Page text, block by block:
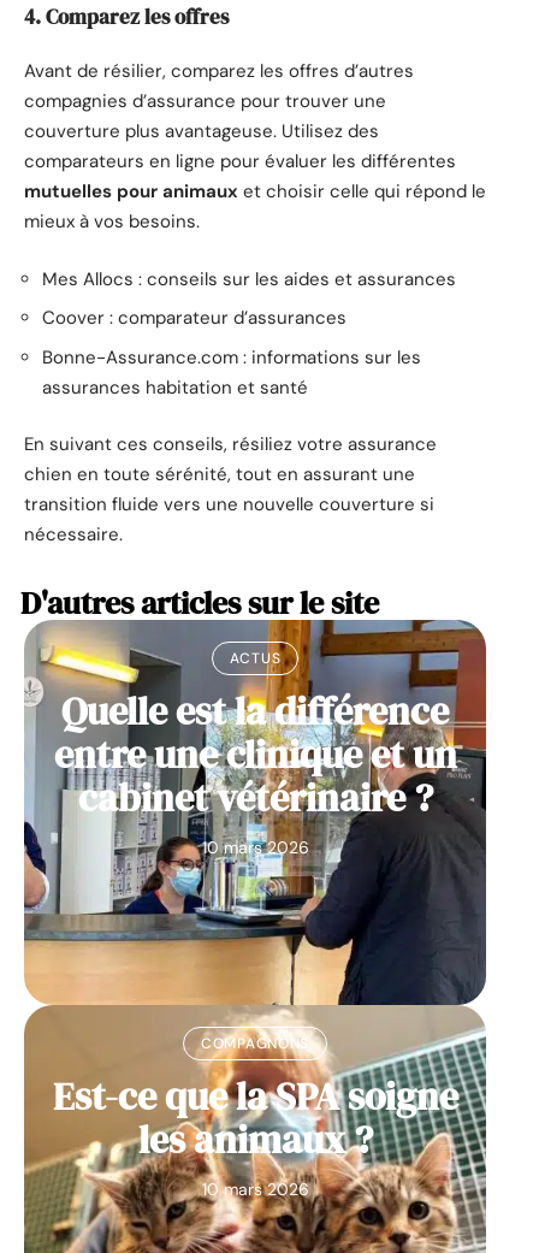
4. Comparez les offres
Avant de résilier, comparez les offres d’autres
compagnies d’assurance pour trouver une
couverture plus avantageuse. Utilisez des
comparateurs en ligne pour évaluer les différentes
mutuelles pour animaux et choisir celle qui répond le
mieux à vos besoins.
Mes Allocs : conseils sur les aides et assurances
Coover : comparateur d’assurances
Bonne-Assurance.com : informations sur les
assurances habitation et santé
En suivant ces conseils, résiliez votre assurance
chien en toute sérénité, tout en assurant une
transition fluide vers une nouvelle couverture si
nécessaire.
D'autres articles sur le site
ACTUS
Quelle est la différence
entre une clinique et un
cabinet vétérinaire ?
10 mars 2026
COMPAGNONS
Est-ce que la SPA soigne
les animaux ?
10 mars 2026